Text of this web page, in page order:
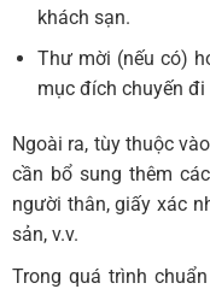
khách sạn.
Thư mời (nếu có)
mục đích chuyến đi
Ngoài ra, tùy thuộc
cần bổ sung thêm
người thân, giấy xác
sản, v.v.
Trong quá trình